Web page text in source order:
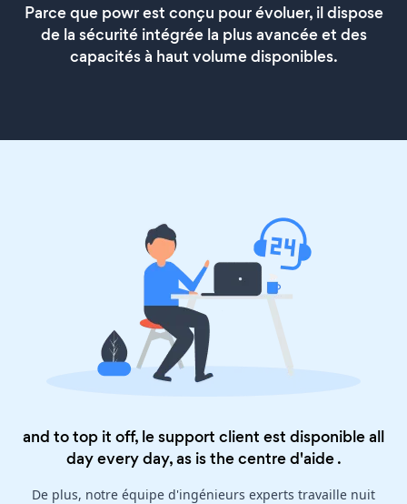
Parce que powr est conçu pour évoluer, il dispose
de la sécurité intégrée la plus avancée et des
capacités à haut volume disponibles.
and to top it off, le support client est disponible all
day every day, as is thecentre d'aide.
De plus, notre équipe d'ingénieurs experts travaille nuit